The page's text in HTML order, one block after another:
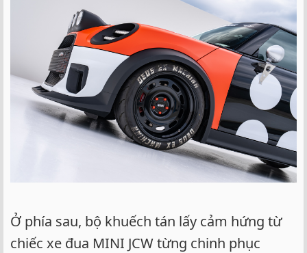
Ở phía sau, bộ khuếch tán lấy cảm hứng từ
chiếc xe đua MINI JCW từng chinh phục